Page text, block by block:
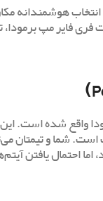
انتخاب هوشمندانه
فری فایر مپ
واقع شده است. این
است. شما و تیمتان
احتمال یافتن